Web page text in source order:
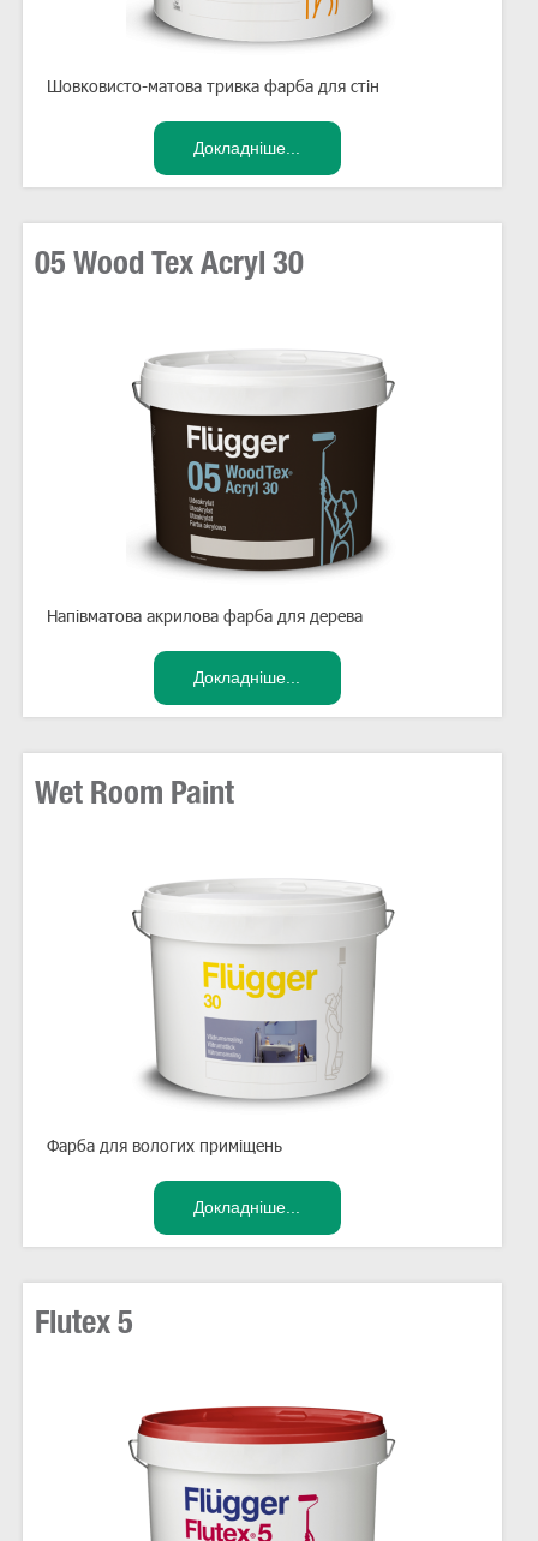
Шовковисто-матова тривка фарба для стін
05 Wood Tex Acryl 30
Напівматова акрилова фарба для дерева
Wet Room Paint
Фарба для вологих приміщень
Flutex 5